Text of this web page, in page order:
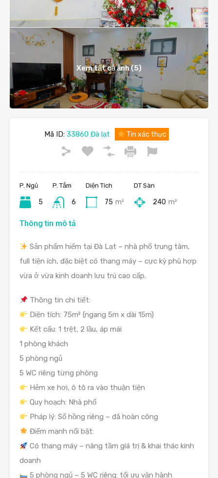
Xem tất cả ảnh (5)
Mã ID: 33860 Đà lạt Tin xác thực
P. Ngủ
5
P. Tắm
6
Diện Tích
75 m²
DT Sàn
240 m²
Thông tin mô tả
Sản phẩm hiếm tại Đà Lạt – nhà phố trung tâm,
full tiện ích, đặc biệt có thang máy – cực kỳ phù hợp
vừa ở vừa kinh doanh lưu trú cao cấp.
Thông tin chi tiết:
Diện tích: 75m² (ngang 5m x dài 15m)
Kết cấu: 1 trệt, 2 lầu, áp mái
1 phòng khách
5 phòng ngủ
5 WC riêng từng phòng
Hẻm xe hơi, ô tô ra vào thuận tiện
Quy hoạch: Nhà phố
Pháp lý: Sổ hồng riêng – đã hoàn công
Điểm mạnh nổi bật:
Có thang máy – nâng tầm giá trị & khai thác kinh
doanh
5 phòng ngủ – 5 WC riêng: tối ưu vận hành